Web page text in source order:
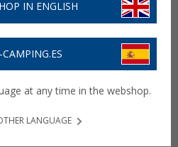
IN ENGLISH
CAMPING.ES
at any time in the webshop.
LANGUAGE